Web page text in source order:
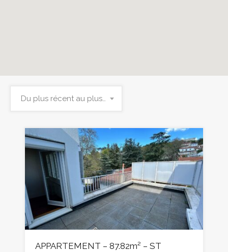
Du plus récent au plus ancien
APPARTEMENT – 87.82m² – ST